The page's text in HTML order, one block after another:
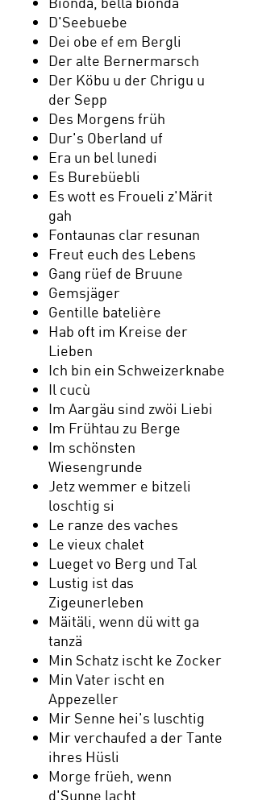
D'Seebuebe
Dei obe ef em Bergli
Der alte Bernermarsch
Der Köbu u der Chrigu u
der Sepp
Des Morgens früh
Dur's Oberland uf
Era un bel lunedi
Es Burebüebli
Es wott es Froueli z'Märit
gah
Fontaunas clar resunan
Freut euch des Lebens
Gang rüef de Bruune
Gemsjäger
Gentille batelière
Hab oft im Kreise der
Lieben
Ich bin ein Schweizerknabe
Il cucù
Im Aargäu sind zwöi Liebi
Im Frühtau zu Berge
Im schönsten
Wiesengrunde
Jetz wemmer e bitzeli
loschtig si
Le ranze des vaches
Le vieux chalet
Lueget vo Berg und Tal
Lustig ist das
Zigeunerleben
Mäitäli, wenn dü witt ga
tanzä
Min Schatz ischt ke Zocker
Min Vater ischt en
Appezeller
Mir Senne hei's luschtig
Mir verchaufed a der Tante
ihres Hüsli
Morge früeh, wenn
d'Sunne lacht